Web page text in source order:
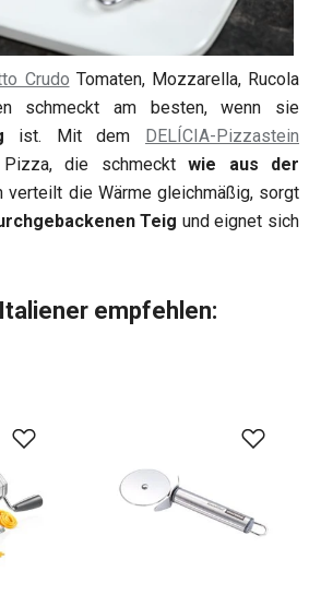
Crudo Tomaten, Mozzarella, Rucola
schmeckt am besten, wenn sie
ist. Mit dem DELÍCIA-Pizzastein
die schmeckt wie aus der
verteilt die Wärme gleichmäßig, sorgt
Teig und eignet sich
empfehlen: